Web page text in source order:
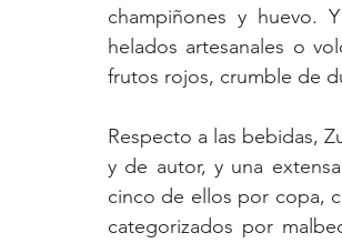
champiñones y huevo.
helados artesanales o
frutos rojos, crumble de
Respecto a las bebidas,
y de autor, y una
cinco de ellos por copa,
categorizados por